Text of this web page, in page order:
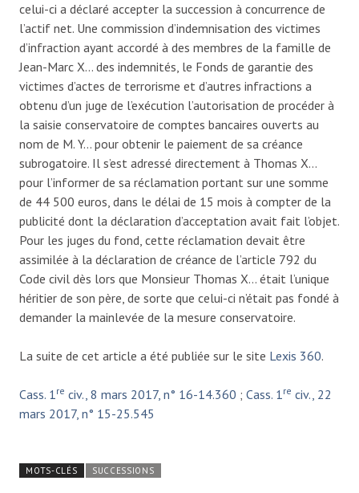
celui-ci a déclaré accepter la succession à concurrence de
l’actif net. Une commission d’indemnisation des victimes
d’infraction ayant accordé à des membres de la famille de
Jean-Marc X… des indemnités, le Fonds de garantie des
victimes d’actes de terrorisme et d’autres infractions a
obtenu d’un juge de l’exécution l’autorisation de procéder à
la saisie conservatoire de comptes bancaires ouverts au
nom de M. Y… pour obtenir le paiement de sa créance
subrogatoire. Il s’est adressé directement à Thomas X…
pour l’informer de sa réclamation portant sur une somme
de 44 500 euros, dans le délai de 15 mois à compter de la
publicité dont la déclaration d’acceptation avait fait l’objet.
Pour les juges du fond, cette réclamation devait être
assimilée à la déclaration de créance de l’article 792 du
Code civil dès lors que Monsieur Thomas X… était l’unique
héritier de son père, de sorte que celui-ci n’était pas fondé à
demander la mainlevée de la mesure conservatoire.
La suite de cet article a été publiée sur le site Lexis 360.
Cass. 1re civ., 8 mars 2017, n° 16-14.360 ; Cass. 1re civ., 22
mars 2017, n° 15-25.545
MOTS-CLÉS SUCCESSIONS